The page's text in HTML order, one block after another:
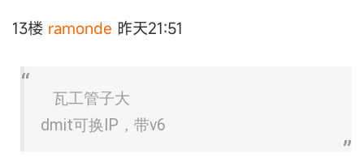
13楼 ramonde 昨天21:51
瓦工管子大
dmit可换IP，带v6